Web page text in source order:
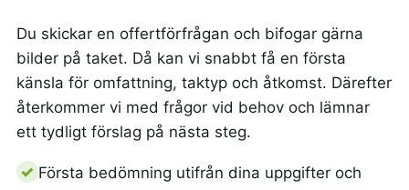
Du skickar en offertförfrågan och bifogar gärna
bilder på taket. Då kan vi snabbt få en första
känsla för omfattning, taktyp och åtkomst. Därefter
återkommer vi med frågor vid behov och lämnar
ett tydligt förslag på nästa steg.
Första bedömning utifrån dina uppgifter och